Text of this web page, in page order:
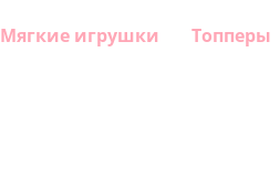
Мягкие игрушки Топперы